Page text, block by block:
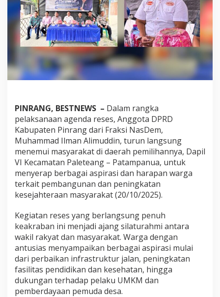
j
i
K
a
w
a
P
e
n
g
u
n
n
H
i
n
g
g
T
u
n
t
a
s
PINRANG, BESTNEWS – Dalam rangka
pelaksanaan agenda reses, Anggota DPRD
Kabupaten Pinrang dari Fraksi NasDem,
Muhammad Ilman Alimuddin, turun langsung
menemui masyarakat di daerah pemilihannya, Dapil
VI Kecamatan Paleteang – Patampanua, untuk
menyerap berbagai aspirasi dan harapan warga
terkait pembangunan dan peningkatan
kesejahteraan masyarakat (20/10/2025).
Kegiatan reses yang berlangsung penuh
keakraban ini menjadi ajang silaturahmi antara
wakil rakyat dan masyarakat. Warga dengan
antusias menyampaikan berbagai aspirasi mulai
dari perbaikan infrastruktur jalan, peningkatan
fasilitas pendidikan dan kesehatan, hingga
dukungan terhadap pelaku UMKM dan
pemberdayaan pemuda desa.